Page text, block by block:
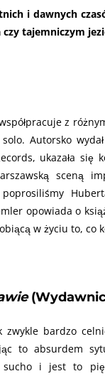
i dawnych
tajemniczym
z
Autorsko wydał
ukazała się
sceną
opowiada o
w życiu to, co
zwykle bardzo
to absurdem
i jest to